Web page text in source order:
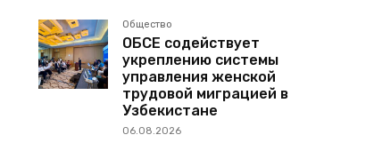
Общество
ОБСЕ содействует
укреплению системы
управления женской
трудовой миграцией в
Узбекистане
06.08.2026